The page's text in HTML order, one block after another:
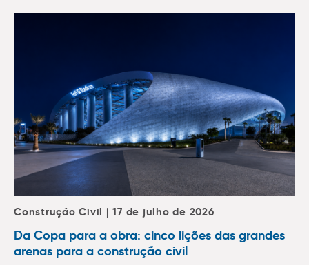
Construção Civil | 17 de julho de 2026
Da Copa para a obra: cinco lições das grandes
arenas para a construção civil